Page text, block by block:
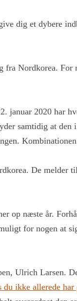
dig et dybere
fra Nordkorea.
januar 2020 har
samtidig at
De melder
op næste år.
for nogen at
Ulrich Larsen.
ikke allerede har